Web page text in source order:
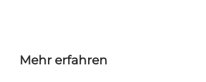
Mehr erfahren